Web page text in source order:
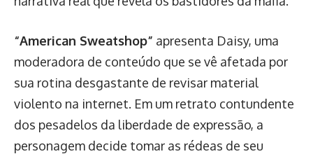
“American Sweatshop” apresenta Daisy, uma
moderadora de conteúdo que se vê afetada por
sua rotina desgastante de revisar material
violento na internet. Em um retrato contundente
dos pesadelos da liberdade de expressão, a
personagem decide tomar as rédeas de seu